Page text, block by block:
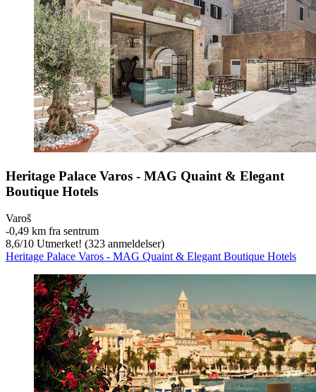
Heritage Palace Varos - MAG Quaint & Elegant
Boutique Hotels
Varoš
‐0,49 km fra sentrum
8,6/10 Utmerket! (323 anmeldelser)
Heritage Palace Varos - MAG Quaint & Elegant Boutique Hotels